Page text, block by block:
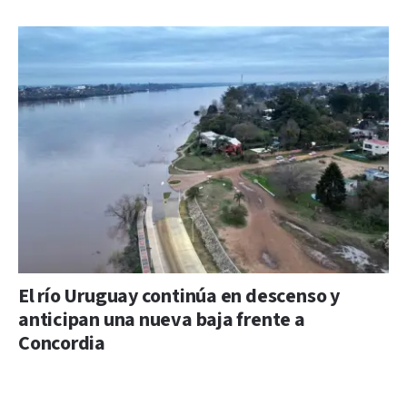
El río Uruguay continúa en descenso y
anticipan una nueva baja frente a
Concordia